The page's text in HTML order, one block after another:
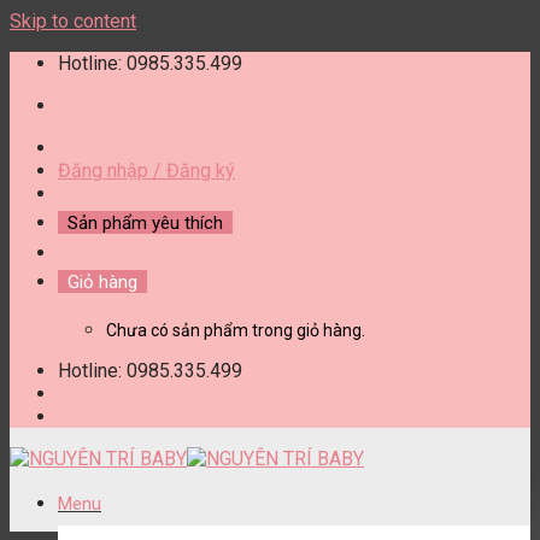
Skip to content
Hotline: 0985.335.499
Đăng nhập / Đăng ký
Sản phẩm yêu thích
Giỏ hàng
Chưa có sản phẩm trong giỏ hàng.
Hotline: 0985.335.499
Menu